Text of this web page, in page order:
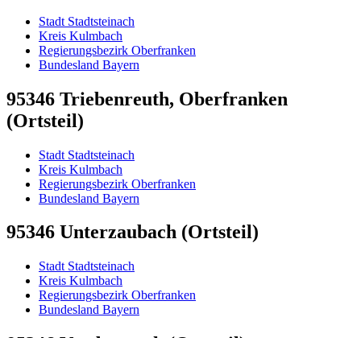
Stadt Stadtsteinach
Kreis Kulmbach
Regierungsbezirk Oberfranken
Bundesland Bayern
95346 Triebenreuth, Oberfranken
(Ortsteil)
Stadt Stadtsteinach
Kreis Kulmbach
Regierungsbezirk Oberfranken
Bundesland Bayern
95346 Unterzaubach (Ortsteil)
Stadt Stadtsteinach
Kreis Kulmbach
Regierungsbezirk Oberfranken
Bundesland Bayern